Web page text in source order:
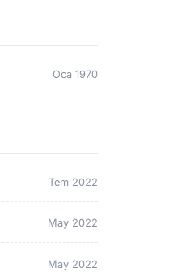
Oca 1970
Tem 2022
May 2022
May 2022